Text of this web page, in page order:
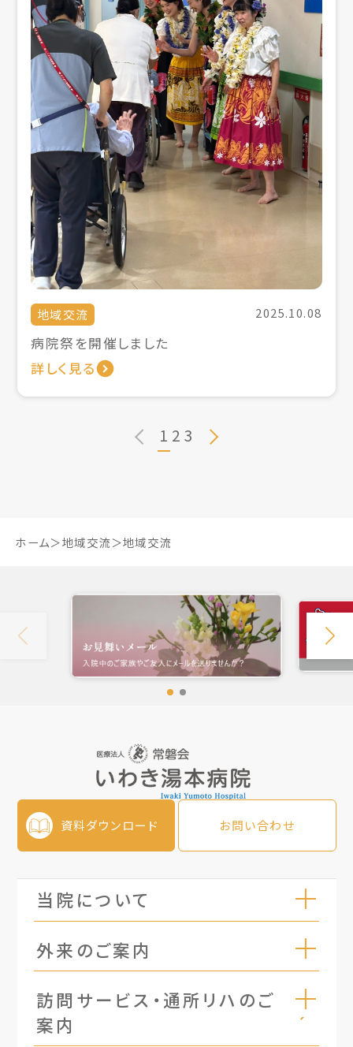
ホーム 地域交流 地域交流
地域交流 2025.10.08
病院祭を開催しました
詳しく見る
1 2 3
資料ダウンロード お問い合わせ
当院について
外来のご案内
訪問サービス・通所リハのご
案内